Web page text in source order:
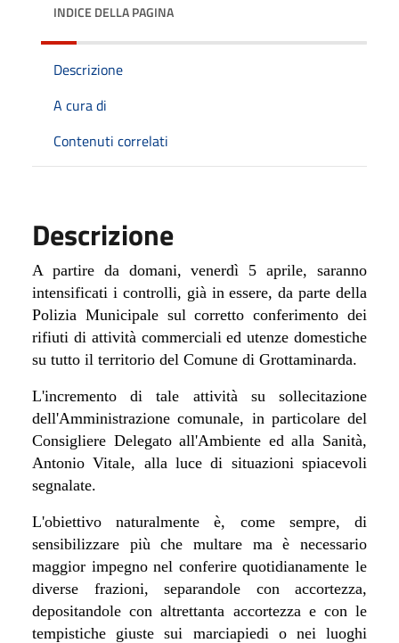
INDICE DELLA PAGINA
Descrizione
A cura di
Contenuti correlati
Descrizione
A partire da domani, venerdì 5 aprile, saranno
intensificati i controlli, già in essere, da parte della
Polizia Municipale sul corretto conferimento dei
rifiuti di attività commerciali ed utenze domestiche
su tutto il territorio del Comune di Grottaminarda.
L'incremento di tale attività su sollecitazione
dell'Amministrazione comunale, in particolare del
Consigliere Delegato all'Ambiente ed alla Sanità,
Antonio Vitale, alla luce di situazioni spiacevoli
segnalate.
L'obiettivo naturalmente è, come sempre, di
sensibilizzare più che multare ma è necessario
maggior impegno nel conferire quotidianamente le
diverse frazioni, separandole con accortezza,
depositandole con altrettanta accortezza e con le
tempistiche giuste sui marciapiedi o nei luoghi